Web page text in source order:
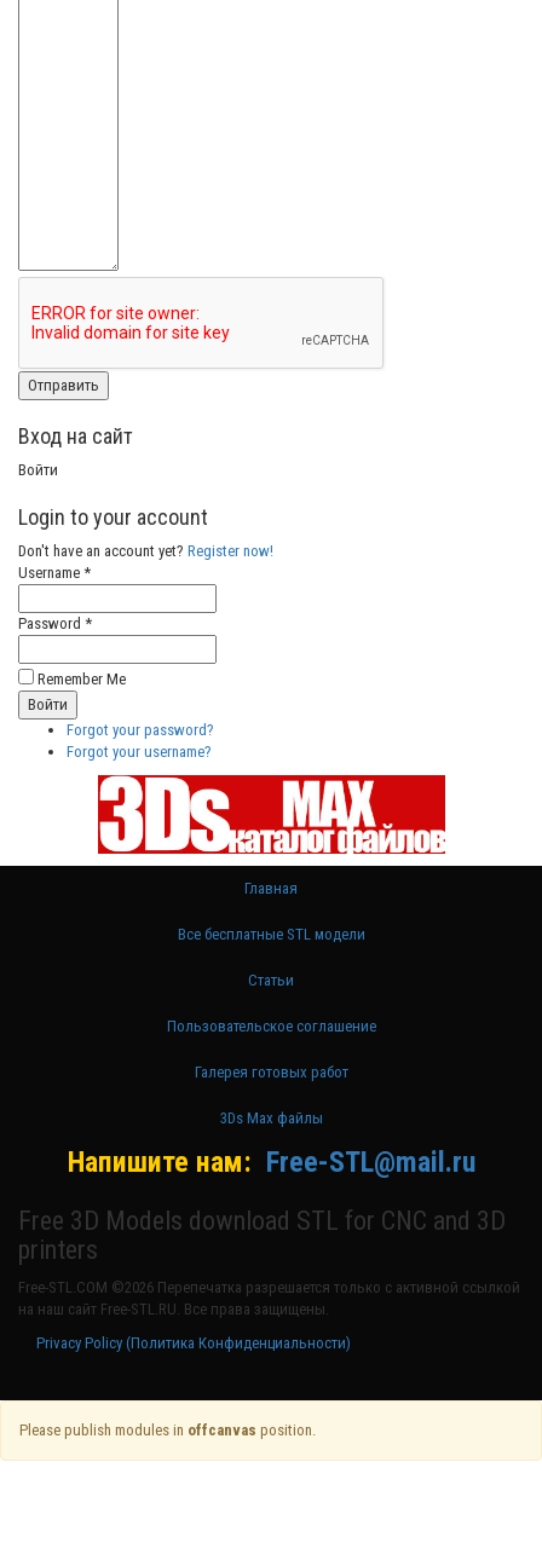
Вход на сайт
Войти
Login to your account
Don't have an account yet? Register now!
Username *
Password *
Remember Me
Forgot your password?
Forgot your username?
Главная
Все бесплатные STL модели
Статьи
Пользовательское соглашение
Галерея готовых работ
3Ds Max файлы
Напишите нам: Free-STL@mail.ru
Free 3D Models download STL for CNC and 3D
printers
Free-STL.COM ©2026 Перепечатка разрешается только с активной ссылкой
на наш сайт Free-STL.RU. Все права защищены.
Privacy Policy (Политика Конфиденциальности)
Please publish modules in offcanvas position.